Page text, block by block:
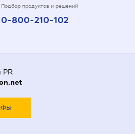
Подбор продуктов и решений
0-800-210-102
PR